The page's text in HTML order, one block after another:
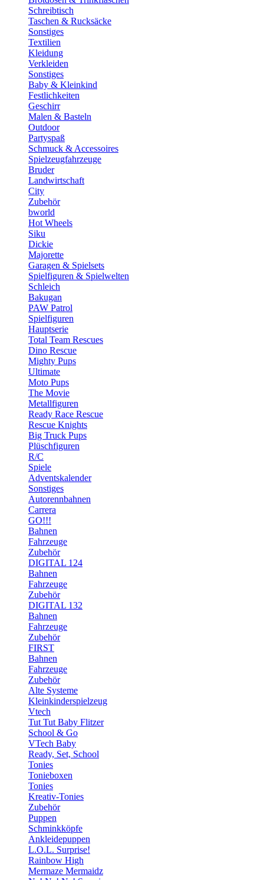
Schreibtisch
Taschen & Rucksäcke
Sonstiges
Textilien
Kleidung
Verkleiden
Sonstiges
Baby & Kleinkind
Festlichkeiten
Geschirr
Malen & Basteln
Outdoor
Partyspaß
Schmuck & Accessoires
Spielzeugfahrzeuge
Bruder
Landwirtschaft
City
Zubehör
bworld
Hot Wheels
Siku
Dickie
Majorette
Garagen & Spielsets
Spielfiguren & Spielwelten
Schleich
Bakugan
PAW Patrol
Spielfiguren
Hauptserie
Total Team Rescues
Dino Rescue
Mighty Pups
Ultimate
Moto Pups
The Movie
Metallfiguren
Ready Race Rescue
Rescue Knights
Big Truck Pups
Plüschfiguren
R/C
Spiele
Adventskalender
Sonstiges
Autorennbahnen
Carrera
GO!!!
Bahnen
Fahrzeuge
Zubehör
DIGITAL 124
Bahnen
Fahrzeuge
Zubehör
DIGITAL 132
Bahnen
Fahrzeuge
Zubehör
FIRST
Bahnen
Fahrzeuge
Zubehör
Alte Systeme
Kleinkinderspielzeug
Vtech
Tut Tut Baby Flitzer
School & Go
VTech Baby
Ready, Set, School
Tonies
Tonieboxen
Tonies
Kreativ-Tonies
Zubehör
Puppen
Schminkköpfe
Ankleidepuppen
L.O.L. Surprise!
Rainbow High
Mermaze Mermaidz